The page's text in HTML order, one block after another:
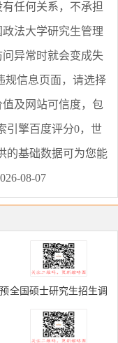
有任何关系，不承担
政法大学研究生管理
异常时就会变成失
规信息页面，请选择
及网站可信度，包
引擎百度评分0，世
的基础数据可为您能
08-07
全国硕士研究生招生调
剂服务系统